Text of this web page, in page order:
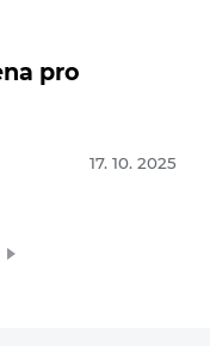
pro
17. 10. 2025